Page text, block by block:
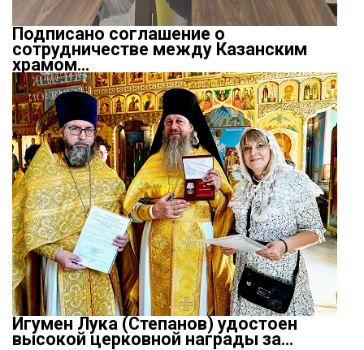
Подписано соглашение о
сотрудничестве между Казанским
храмом…
Игумен Лука (Степанов) удостоен
высокой церковной награды за…